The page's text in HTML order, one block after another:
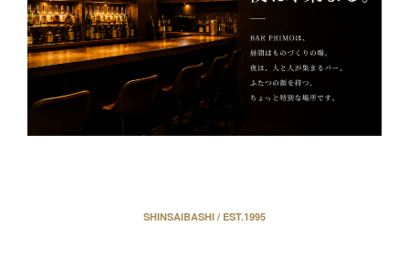
SHINSAIBASHI / EST.1995